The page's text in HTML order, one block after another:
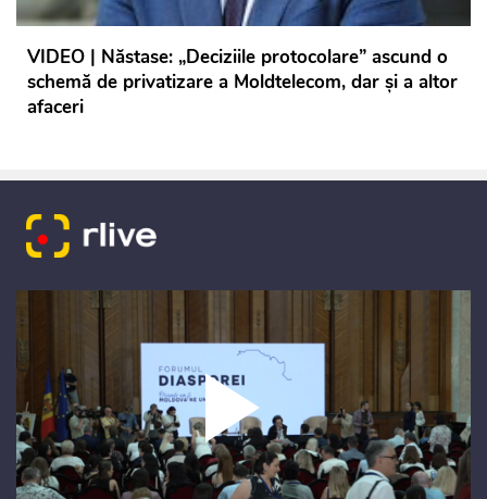
VIDEO | Năstase: „Deciziile protocolare” ascund o
schemă de privatizare a Moldtelecom, dar și a altor
afaceri